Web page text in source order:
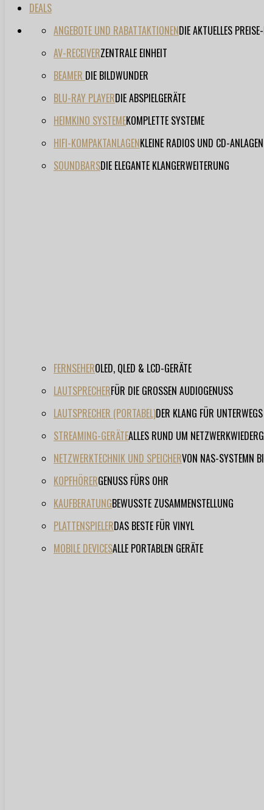
DEALS
ANGEBOTE UND RABATTAKTIONENDIE AKTUELLES
AV-RECEIVERZENTRALE EINHEIT
BEAMER DIE BILDWUNDER
BLU-RAY PLAYERDIE ABSPIELGERÄTE
HEIMKINO SYSTEMEKOMPLETTE SYSTEME
HIFI-KOMPAKTANLAGENKLEINE RADIOS UND CD-ANLAGEN
SOUNDBARSDIE ELEGANTE KLANGERWEITERUNG
FERNSEHEROLED, QLED & LCD-GERÄTE
LAUTSPRECHERFÜR DIE GROSSEN AUDIOGENUSS
LAUTSPRECHER (PORTABEL)DER KLANG FÜR UNTERWEGS
STREAMING-GERÄTEALLES RUND UM
NETZWERKTECHNIK UND SPEICHERVON NAS-SYSTEMN
KOPFHÖRERGENUSS FÜRS OHR
KAUFBERATUNGBEWUSSTE ZUSAMMENSTELLUNG
PLATTENSPIELERDAS BESTE FÜR VINYL
MOBILE DEVICESALLE PORTABLEN GERÄTE